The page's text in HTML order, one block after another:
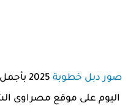
صور دبل خطوبة
2025
اليوم على موقع مصراوى